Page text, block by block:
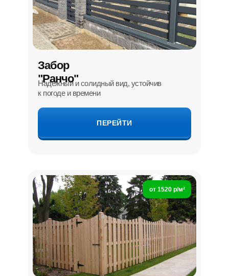
Забор
"Ранчо"
ПЕРЕЙТИ
Надёжный и солидный вид, устойчив
к погоде и времени
от 1520 р/м²